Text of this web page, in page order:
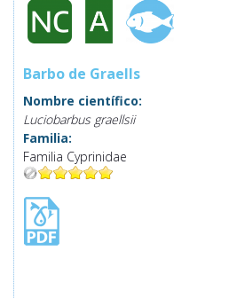
Barbo de Graells
Nombre científico:
Luciobarbus graellsii
Familia:
Familia Cyprinidae